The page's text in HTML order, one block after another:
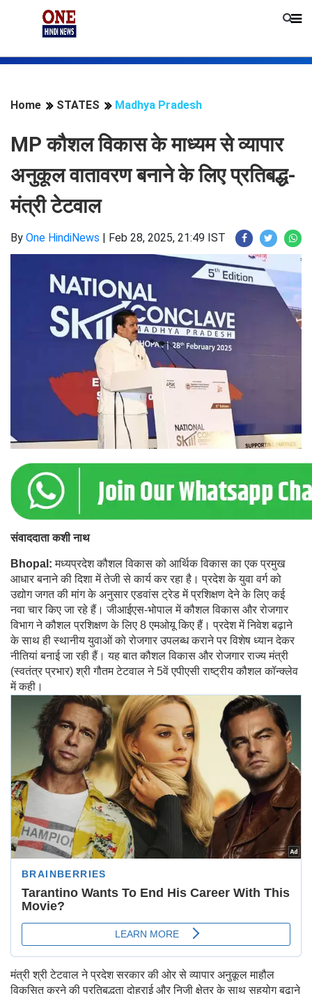
Home STATES Madhya Pradesh
MP कौशल विकास के माध्यम से व्यापार
अनुकूल वातावरण बनाने के लिए प्रतिबद्ध-
मंत्री टेटवाल
By One HindiNews | Feb 28, 2025, 21:49 IST
संवाददाता कशी नाथ
Bhopal:मध्यप्रदेश कौशल विकास को आर्थिक विकास का एक प्रमुख
आधार बनाने की दिशा में तेजी से कार्य कर रहा है। प्रदेश के युवा वर्ग को
उद्योग जगत की मांग के अनुसार एडवांस ट्रेड में प्रशिक्षण देने के लिए कई
नवा चार किए जा रहे हैं। जीआईएस-भोपाल में कौशल विकास और रोजगार
विभाग ने कौशल प्रशिक्षण के लिए 8 एमओयू किए हैं। प्रदेश में निवेश बढ़ाने
के साथ ही स्थानीय युवाओं को रोजगार उपलब्ध कराने पर विशेष ध्यान देकर
नीतियां बनाई जा रही हैं। यह बात कौशल विकास और रोजगार राज्य मंत्री
(स्वतंत्र प्रभार) श्री गौतम टेटवाल ने 5वें एपीएसी राष्ट्रीय कौशल कॉन्क्लेव
में कही।
मंत्री श्री टेटवाल ने प्रदेश सरकार की ओर से व्यापार अनुकूल माहौल
विकसित करने की प्रतिबद्धता दोहराई और निजी क्षेत्र के साथ सहयोग बढ़ाने